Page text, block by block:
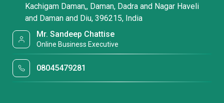
Kachigam Daman,, Daman, Dadra and Nagar Haveli
and Daman and Diu, 396215, India
Mr. Sandeep Chattise
Online Business Executive
08045479281